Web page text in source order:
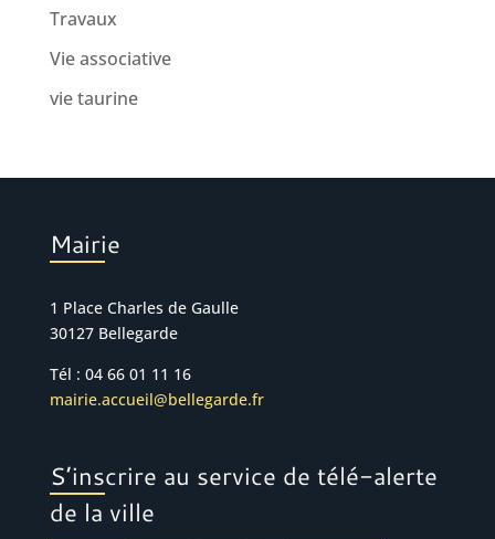
Travaux
Vie associative
vie taurine
Mairie
1 Place Charles de Gaulle
30127 Bellegarde
Tél : 04 66 01 11 16
mairie.accueil@bellegarde.fr
S’inscrire au service de télé-alerte
de la ville